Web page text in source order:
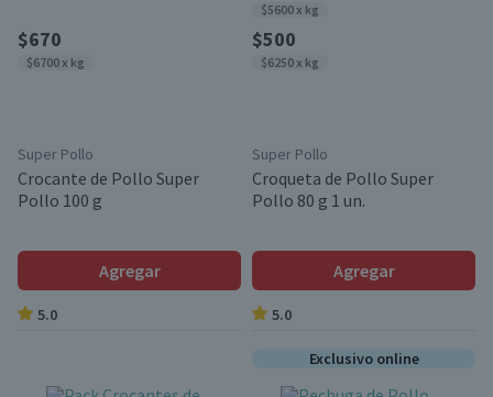
$670
$6700 x kg
Super Pollo
Crocante de Pollo Super
Pollo 100 g
Agregar
5.0
$5600 x kg
$500
$6250 x kg
Super Pollo
Croqueta de Pollo Super
Pollo 80 g 1 un.
Agregar
5.0
Exclusivo online